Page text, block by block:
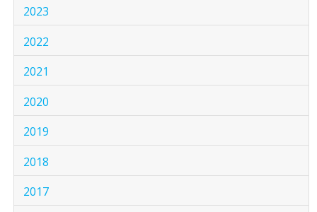
2023
2022
2021
2020
2019
2018
2017